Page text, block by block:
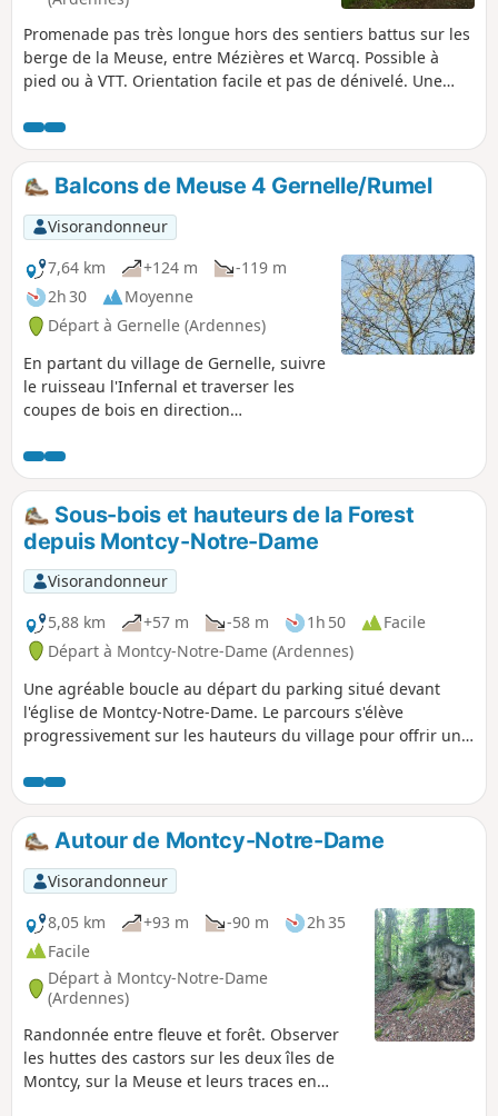
Promenade pas très longue hors des sentiers battus sur les
berge de la Meuse, entre Mézières et Warcq. Possible à
pied ou à VTT. Orientation facile et pas de dénivelé. Une
Sormonne mais la majorité de la balade est dans la nature.
Balcons de Meuse 4 Gernelle/Rumel
Visorandonneur
7,64 km
+124 m
-119 m
2h 30
Moyenne
Départ à Gernelle (Ardennes)
En partant du village de Gernelle, suivre
le ruisseau l'Infernal et traverser les
coupes de bois en direction
remonter par Rumel vers le Calvaire de
Gernelle et l'une des plus belles vallées
du canton.
Sous-bois et hauteurs de la Forest
depuis Montcy-Notre-Dame
Visorandonneur
5,88 km
+57 m -58 m 1h 50
Facile
Départ à Montcy-Notre-Dame (Ardennes)
Une agréable boucle au départ du parking situé devant
l'église de Montcy-Notre-Dame. Le parcours s'élève
progressivement sur les hauteurs du village pour offrir une
ombragés en sous-bois dans le secteur de la Forest, idéal
pour une sortie au frais les jours de chaleur.
Autour de Montcy-Notre-Dame
Visorandonneur
8,05 km
+93 m -90 m
2h 35
Facile
Départ à Montcy-Notre-Dame
(Ardennes)
Randonnée entre fleuve et forêt. Observer
les huttes des castors sur les deux îles de
Montcy, sur la Meuse et leurs traces en